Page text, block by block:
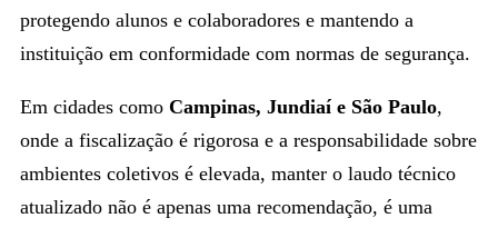
protegendo alunos e colaboradores e mantendo a
instituição em conformidade com normas de segurança.
Em cidades como Campinas, Jundiaí e São Paulo,
onde a fiscalização é rigorosa e a responsabilidade sobre
ambientes coletivos é elevada, manter o laudo técnico
atualizado não é apenas uma recomendação, é uma